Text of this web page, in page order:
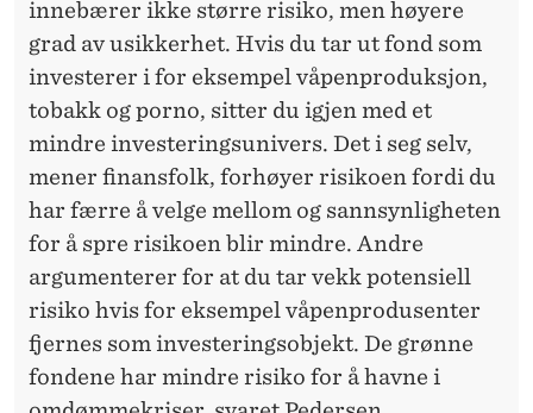
innebærer ikke større risiko, men høyere
grad av usikkerhet. Hvis du tar ut fond som
investerer i for eksempel våpenproduksjon,
tobakk og porno, sitter du igjen med et
mindre investeringsunivers. Det i seg selv,
mener finansfolk, forhøyer risikoen fordi du
har færre å velge mellom og sannsynligheten
for å spre risikoen blir mindre. Andre
argumenterer for at du tar vekk potensiell
risiko hvis for eksempel våpenprodusenter
fjernes som investeringsobjekt. De grønne
fondene har mindre risiko for å havne i